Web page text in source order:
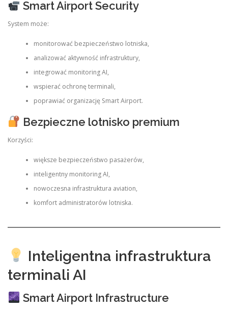
Smart Airport Security
System może:
monitorować bezpieczeństwo lotniska,
analizować aktywność infrastruktury,
integrować monitoring AI,
wspierać ochronę terminali,
poprawiać organizację Smart Airport.
Bezpieczne lotnisko premium
Korzyści:
większe bezpieczeństwo pasażerów,
inteligentny monitoring AI,
nowoczesna infrastruktura aviation,
komfort administratorów lotniska.
Inteligentna infrastruktura
terminali AI
Smart Airport Infrastructure